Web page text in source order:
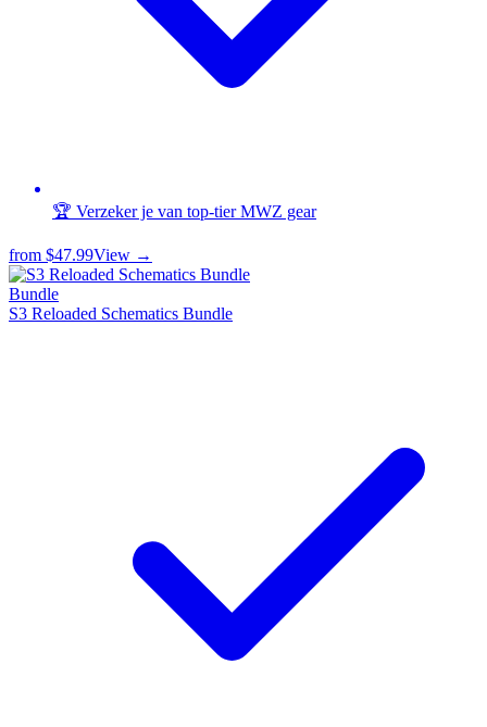
🏆 Verzeker je van top-tier MWZ gear
from $47.99View →
Bundle
S3 Reloaded Schematics Bundle